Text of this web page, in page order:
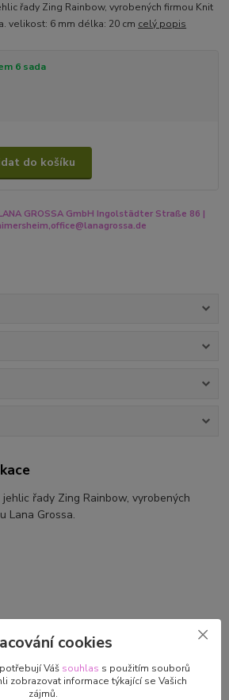
řady Zing Rainbow, vyrobených firmou Knit
velikost: 6 mm délka: 20 cm celý popis
6 sada
do košíku
GROSSA GmbH Ingolstädter Straße 86 |
řady Zing Rainbow, vyrobených
Lana Grossa.
Knit Pro/LANA GROSSA GmbH
cookies
Váš souhlas s použitím souborů
zobrazovat informace týkající se Vašich
zájmů.